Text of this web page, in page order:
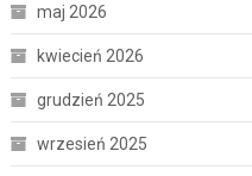
maj 2026
kwiecień 2026
grudzień 2025
wrzesień 2025